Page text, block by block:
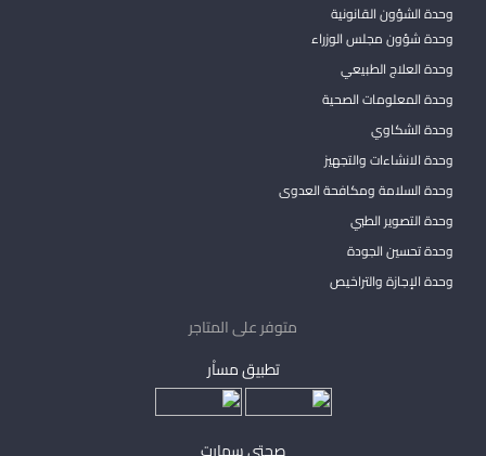
وحدة الشؤون القانونية
وحدة شؤون مجلس الوزراء
وحدة العلاج الطبيعي
وحدة المعلومات الصحية
وحدة الشكاوي
وحدة الانشاءات والتجهيز
وحدة السلامة ومكافحة العدوى
وحدة التصوير الطبي
وحدة تحسين الجودة
وحدة الإجازة والتراخيص
متوفر على المتاجر
تطبيق مساْر